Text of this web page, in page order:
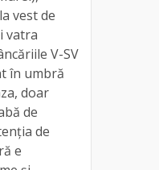
vest de
vatra
V-SV
în umbră
doar
de
de
e